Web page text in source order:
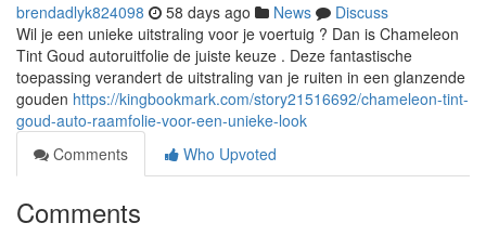
brendadlyk824098 58 days ago News
Discuss
Wil je een unieke uitstraling voor je voertuig ? Dan is Chameleon
Tint Goud autoruitfolie de juiste keuze . Deze fantastische
toepassing verandert de uitstraling van je ruiten in een glanzende
gouden https://kingbookmark.com/story21516692/chameleon-tint-
goud-auto-raamfolie-voor-een-unieke-look
Comments
Who Upvoted
Comments